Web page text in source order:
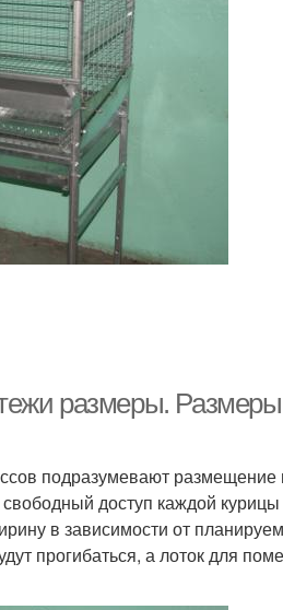
размеры. Размеры
подразумевают размещение
доступ каждой курицы
в зависимости от
прогибаться, а лоток для